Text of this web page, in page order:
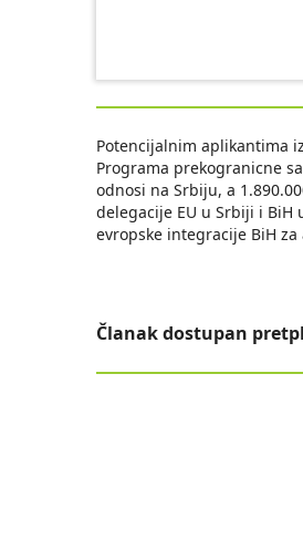
Potencijalnim aplikantima
Programa prekogranicne
odnosi na Srbiju, a
delegacije EU u Srbiji i BiH
evropske integracije BiH
Članak dostupan